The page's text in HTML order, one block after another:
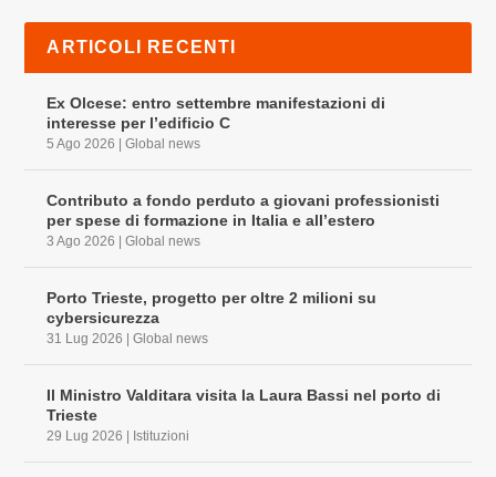
ARTICOLI RECENTI
Ex Olcese: entro settembre manifestazioni di
interesse per l’edificio C
5 Ago 2026 |Global news
Contributo a fondo perduto a giovani professionisti
per spese di formazione in Italia e all’estero
3 Ago 2026 |Global news
Porto Trieste, progetto per oltre 2 milioni su
cybersicurezza
31 Lug 2026 |Global news
Il Ministro Valditara visita la Laura Bassi nel porto di
Trieste
29 Lug 2026 Istituzioni